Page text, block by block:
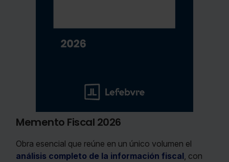
Memento Fiscal 2026
Obra esencial que reúne en un único volumen el
análisis completo de la información fiscal , con